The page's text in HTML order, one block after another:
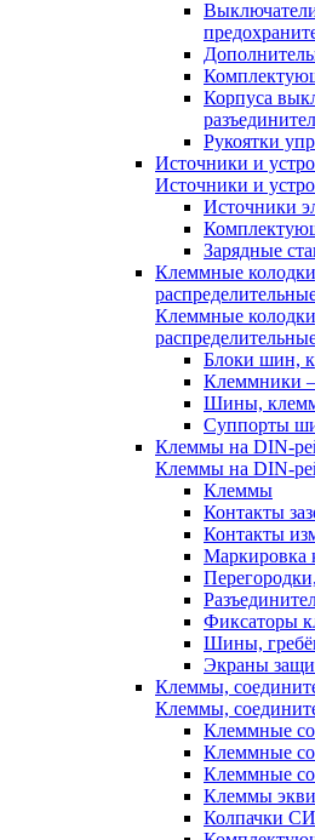
Корпуса
Рукоятки
Источники и
Источники и
Источники
Зарядные
Клеммные
Клеммные
Блоки шин,
Клеммники
Шины,
Суппорты
Клеммы на DIN-
Клеммы на DIN-
Клеммы
Контакты
Контакты
Маркировка
Фиксаторы
Шины,
Экраны
Клеммы,
Клеммы,
Клеммные
Клеммные
Клеммные
Клеммы
Колпачки